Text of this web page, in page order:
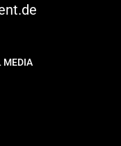
MEDIA